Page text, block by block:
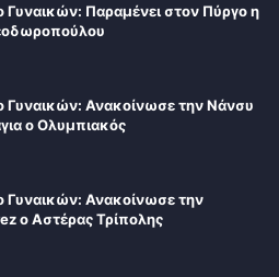
Γυναικών: Παραμένει στον Πύργο η
Γυναικών: Ανακοίνωσε την Νάνσυ
ο Ολυμπιακός
Γυναικών: Ανακοίνωσε την
ο Αστέρας Τρίπολης